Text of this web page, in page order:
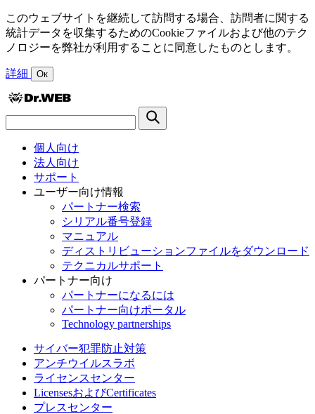
このウェブサイトを継続して訪問する場合、訪問者に関する
統計データを収集するためのCookieファイルおよび他のテク
ノロジーを弊社が利用することに同意したものとします。
詳細 Ок
個人向け
法人向け
サポート
ユーザー向け情報
パートナー検索
シリアル番号登録
マニュアル
ディストリビューションファイルをダウンロード
テクニカルサポート
パートナー向け
パートナーになるには
パートナー向けポータル
Technology partnerships
サイバー犯罪防止対策
アンチウイルスラボ
ライセンスセンター
LicensesおよびCertificates
プレスセンター